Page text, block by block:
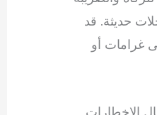
حديثة. قد
غرامات أو
الإخطارات